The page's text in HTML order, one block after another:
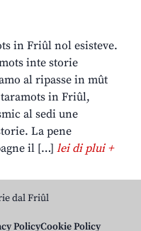
in Friûl nol esisteve.
inte storie
al ripasse in mût
in Friûl,
al sedi une
La pene
il […] lei di plui +
dal Friûl
PolicyCookie Policy